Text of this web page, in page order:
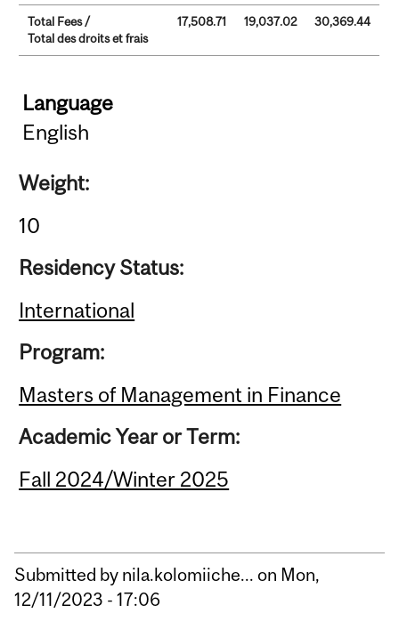
Total Fees /
Total des droits et frais
17,508.71 19,037.02 30,369.44
Language
English
Weight:
10
Residency Status:
International
Program:
Masters of Management in Finance
Academic Year or Term:
Fall 2024/Winter 2025
Submitted by nila.kolomiiche... on Mon,
12/11/2023 - 17:06